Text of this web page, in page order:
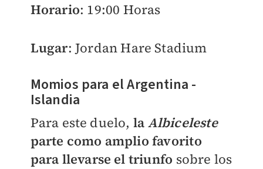
Horario: 19:00 Horas
Lugar: Jordan Hare Stadium
Momios para el Argentina -
Islandia
Para este duelo, la Albiceleste
parte como amplio favorito
para llevarse el triunfo sobre los